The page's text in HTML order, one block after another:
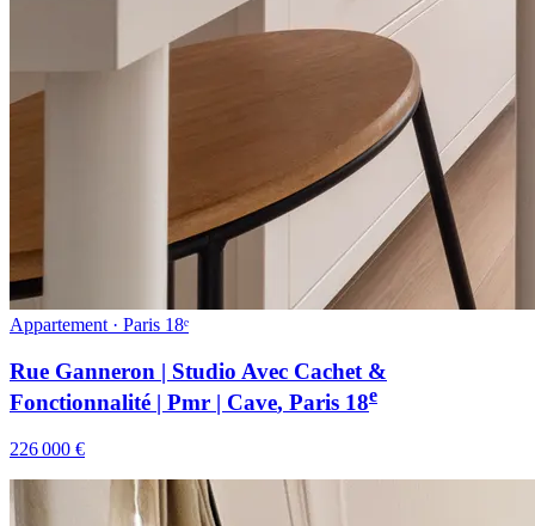
Appartement · Paris 18ᵉ
Rue Ganneron | Studio Avec Cachet &
Fonctionnalité | Pmr | Cave, Paris 18e
226 000 €